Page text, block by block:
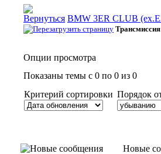
BMW 3ER CLUB
Трансмиссия
Опции просмотра
Показаны темы с 0 по 0 из 0
Критерий сортировки Порядок
Новые